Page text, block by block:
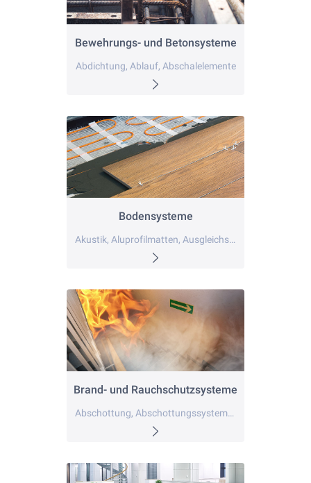
Bewehrungs- und Betonsysteme
Abdichtung, Ablauf, Abschalelemente
Bodensysteme
Akustik, Aluprofilmatten, Ausgleichsschüttung
Brand- und Rauchschutzsysteme
Abschottung, Abschottungssysteme, Akustik